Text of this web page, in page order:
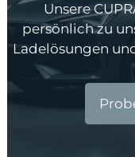
Unsere
persönlich zu
Ladelösungen